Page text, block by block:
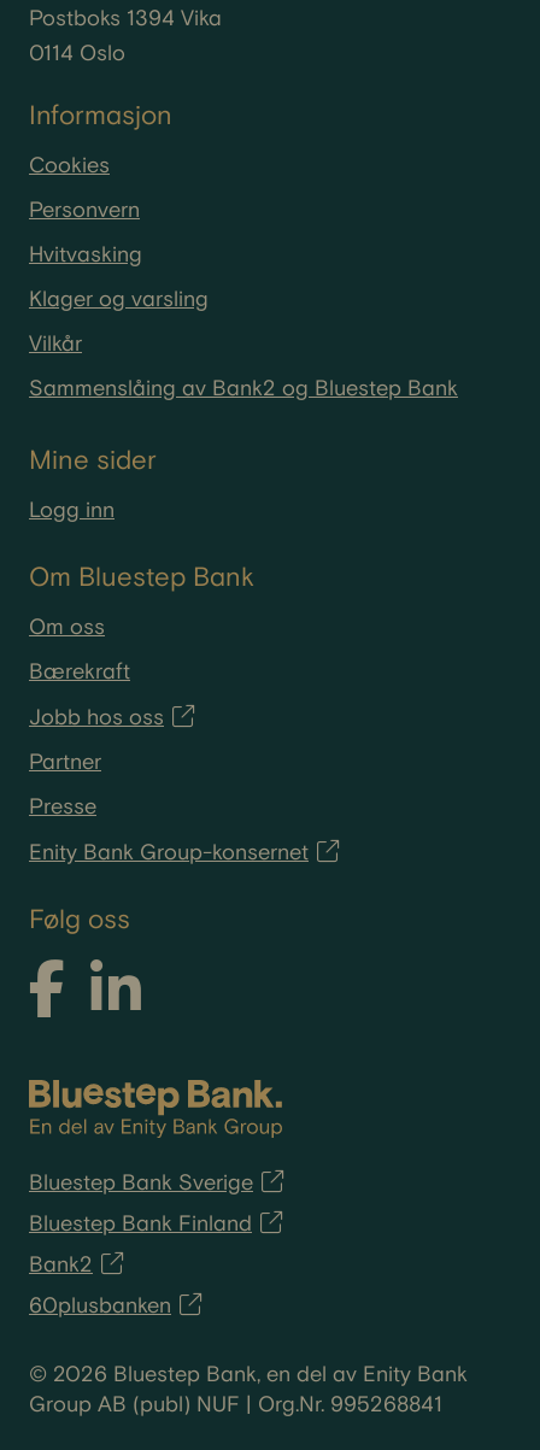
Postboks 1394 Vika
0114 Oslo
Informasjon
Cookies
Personvern
Hvitvasking
Klager og varsling
Vilkår
Sammenslåing av Bank2 og Bluestep Bank
Mine sider
Logg inn
Om Bluestep Bank
Om oss
Bærekraft
Jobb hos oss
Partner
Presse
Enity Bank Group-konsernet
Følg oss
Bluestep Bank Sverige
Bluestep Bank Finland
Bank2
60plusbanken
© 2026 Bluestep Bank, en del av Enity Bank
Group AB (publ) NUF | Org.Nr. 995268841